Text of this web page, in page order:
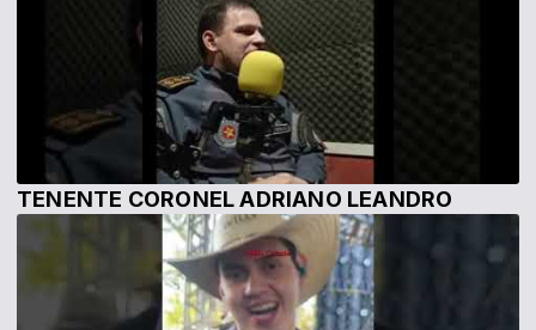
TENENTE CORONEL ADRIANO LEANDRO